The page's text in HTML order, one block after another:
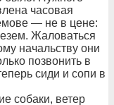
часовая
— не в цене:
Жаловаться
начальству они
позвонить в
сиди и сопи в
собаки, ветер